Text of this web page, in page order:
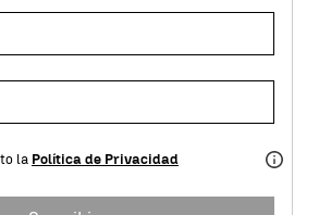
la Política de Privacidad